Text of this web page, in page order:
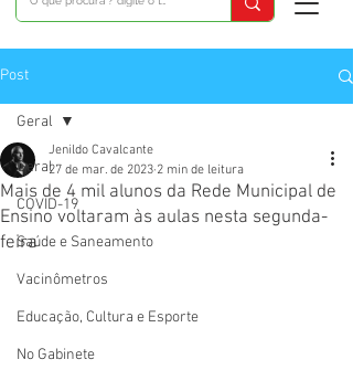
Post
Geral
COVID-19
Saúde e Saneamento
Vacinômetros
Educação, Cultura e Esporte
No Gabinete
Geral
Mais de 4 mil alunos da Rede Municipal de
Ensino voltaram às aulas nesta segunda-
feira
Jenildo Cavalcante
27 de mar. de 2023 2 min de leitura